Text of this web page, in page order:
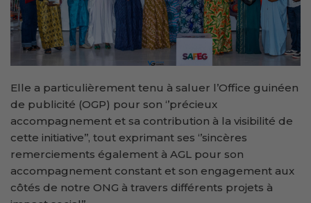
Elle a particulièrement tenu à saluer l’Office guinéen
de publicité (OGP) pour son ‘’précieux
accompagnement et sa contribution à la visibilité de
cette initiative’’, tout exprimant ses ‘’sincères
remerciements également à AGL pour son
accompagnement constant et son engagement aux
côtés de notre ONG à travers différents projets à